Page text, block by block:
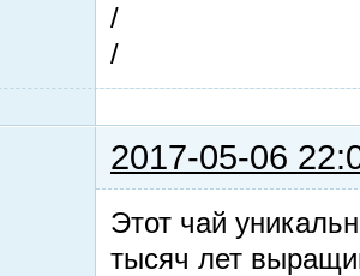
/
/
2017-05-06
Этот чай
тысяч лет